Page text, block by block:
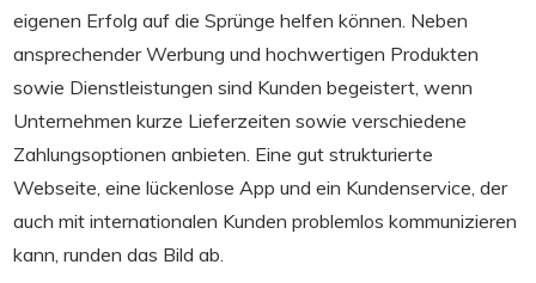
eigenen Erfolg auf die Sprünge helfen können. Neben
ansprechender Werbung und hochwertigen Produkten
sowie Dienstleistungen sind Kunden begeistert, wenn
Unternehmen kurze Lieferzeiten sowie verschiedene
Zahlungsoptionen anbieten. Eine gut strukturierte
Webseite, eine lückenlose App und ein Kundenservice, der
auch mit internationalen Kunden problemlos kommunizieren
kann, runden das Bild ab.